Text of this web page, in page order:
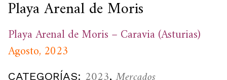
Playa Arenal de Moris
PlayaArenal de Moris – Caravia (Asturias)
Agosto, 2023
CATEGORÍAS: ,